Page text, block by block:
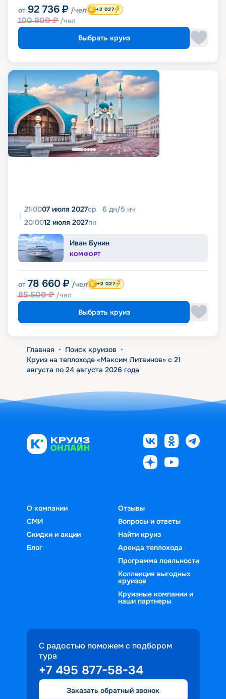
от 92 736 ₽ /чел
100 800₽ /чел
+2 027
Выбрать круиз
21:0007 июля 2027ср 6 дн/5 нч
20:0012 июля 2027пн
Иван Бунин
КОМФОРТ
от 78 660 ₽ /чел
85 500₽ /чел
+2 027
Выбрать круиз
Главная • Поиск круизов •
Круиз на теплоходе «Максим Литвинов» с 21
августа по 24 августа 2026 года
О компании
СМИ
Скидки и акции
Блог
Отзывы
Вопросы и ответы
Найти круиз
Аренда теплохода
Программа лояльности
Коллекция выгодных
круизов
Круизные компании и
наши партнеры
С радостью поможем с подбором
тура
+7 495 877-58-34
Заказать обратный звонок